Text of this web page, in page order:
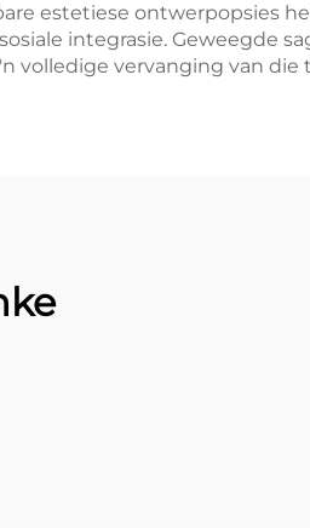
estetiese ontwerpopsies
integrasie. Geweegde
volledige vervanging van die